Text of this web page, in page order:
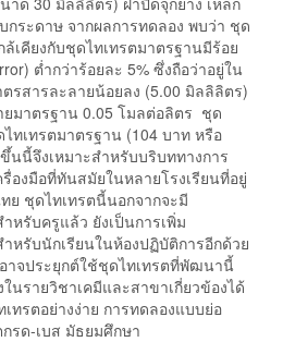
ระดาษ จากผลการทดลอง พบว่า ชุด
เคียงกับชุดไทเทรตมาตรฐานมีร้อย
ต่ำกว่าร้อยละ 5% ซึ่งถือว่าอยู่ใน
รสารละลายน้อยลง (5.00 มิลลิลิตร)
มาตรฐาน 0.05 โมลต่อลิตร ชุด
เทรตมาตรฐาน (104 บาท หรือ
นี้จึงเหมาะสำหรับบริบททางการ
องมือที่ทันสมัยในหลายโรงเรียนที่อยู่
ย ชุดไทเทรตนี้นอกจากจะมี
หรับครูแล้ว ยังเป็นการเพิ่ม
รับนักเรียนในห้องปฏิบัติการอีกด้วย
าจประยุกต์ใช้ชุดไทเทรตที่พัฒนานี้
นรายวิชาเคมีและสาขาเกี่ยวข้องได้
ทรตอย่างง่าย การทดลองแบบย่อ
รด-เบส มัธยมศึกษา